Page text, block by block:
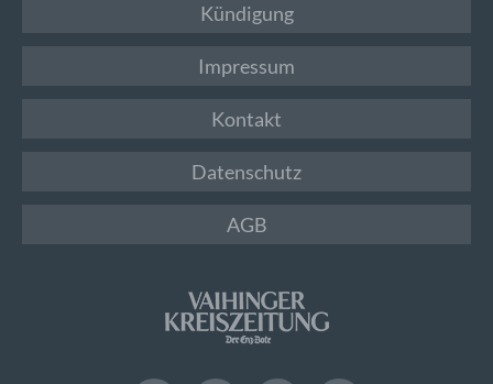
Kündigung
Impressum
Kontakt
Datenschutz
AGB